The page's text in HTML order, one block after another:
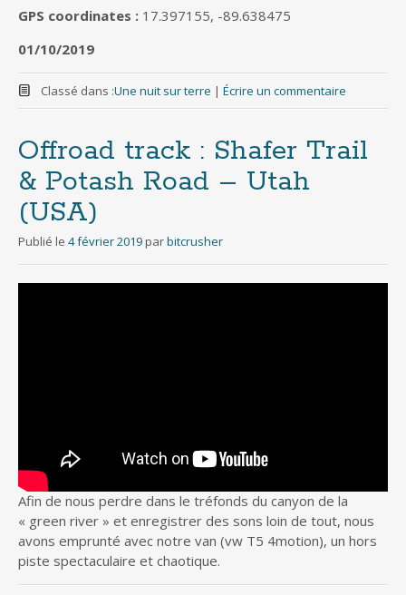
GPS coordinates : 17.397155, -89.638475
01/10/2019
Classé dans :Une nuit sur terre | Écrire un commentaire
Offroad track : Shafer Trail
& Potash Road – Utah
(USA)
Publié le 4 février 2019 parbitcrusher
Afin de nous perdre dans le tréfonds du canyon de la
« green river » et enregistrer des sons loin de tout, nous
avons emprunté avec notre van (vw T5 4motion), un hors
piste spectaculaire et chaotique.